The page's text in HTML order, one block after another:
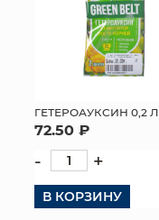
ГЕТЕРОАУКСИН 0,2 Л
72.50 ₽
- +
В КОРЗИНУ